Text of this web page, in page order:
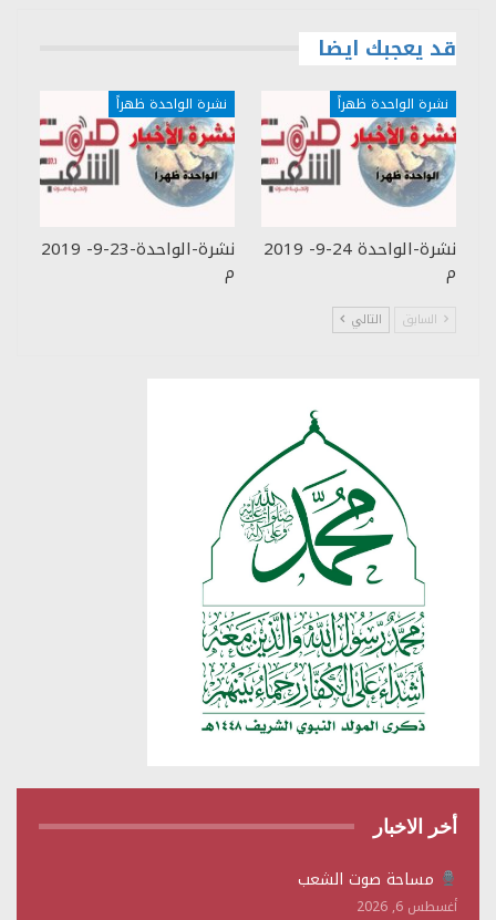
قد يعجبك ايضا
نشرة الواحدة ظهراً
نشرة-الواحدة 24-9- 2019
م
نشرة الواحدة ظهراً
نشرة-الواحدة-23-9- 2019
م
السابق التالي
أخر الاخبار
مساحة صوت الشعب
أغسطس 6, 2026